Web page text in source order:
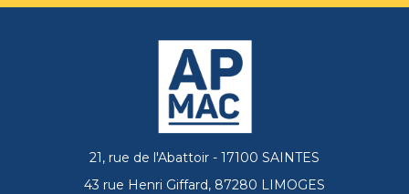
21, rue de l'Abattoir - 17100 SAINTES
43 rue Henri Giffard, 87280 LIMOGES